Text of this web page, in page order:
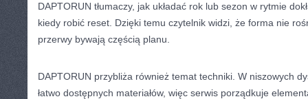
DAPTORUN tłumaczy, jak układać rok lub sezon w rytmie
kiedy robić reset. Dzięki temu czytelnik widzi, że forma nie
przerwy bywają częścią planu.
DAPTORUN przybliża również temat techniki. W niszowych
łatwo dostępnych materiałów, więc serwis porządkuje